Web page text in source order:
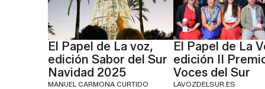
El Papel de La voz,
edición Sabor del Sur
Navidad 2025
MANUEL CARMONA CURTIDO
El Papel de La
edición II
Voces del Sur
LAVOZDELSUR.ES